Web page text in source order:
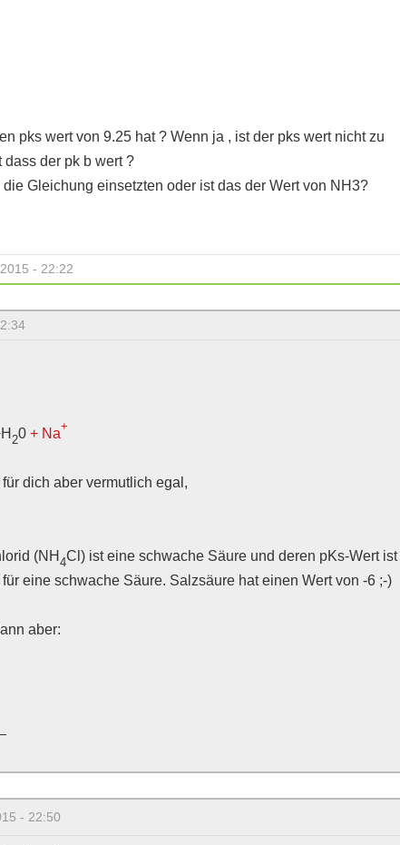
pks wert von 9.25 hat ? Wenn ja , ist der pks wert nicht zu
dass der pk b wert ?
Gleichung einsetzten oder ist das der Wert von NH3?
- 22:22
20 + Na+
dich aber vermutlich egal,
(NH 4Cl) ist eine schwache Säure und deren pKs-Wert ist
eine schwache Säure. Salzsäure hat einen Wert von -6 ;-)
aber:
- 22:50